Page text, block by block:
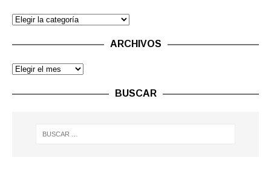
ARCHIVOS
BUSCAR